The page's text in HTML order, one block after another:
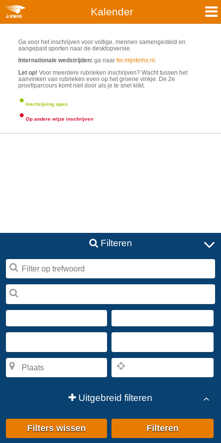
Kalender
Ga voor het inschrijven voor voltige, mennen samengesteld en
aangepast sporten naar de desktopversie.
Internationale wedstrijden:ga naarfei.mijnknhs.nl
Let op! Voor meerdere rubrieken inschrijven? Wacht tussen het
aanvinken van rubrieken even op het groene vinkje. De 2e
proef/parcours komt niet door als je te snel klikt.
· Inschrijving open
· Op andere wijze inschrijven
Filteren
Uitgebreid filteren
Filters wissen Filteren